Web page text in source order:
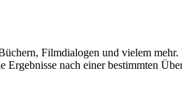
Filmdialogen und vielem
nach einer bestimmten